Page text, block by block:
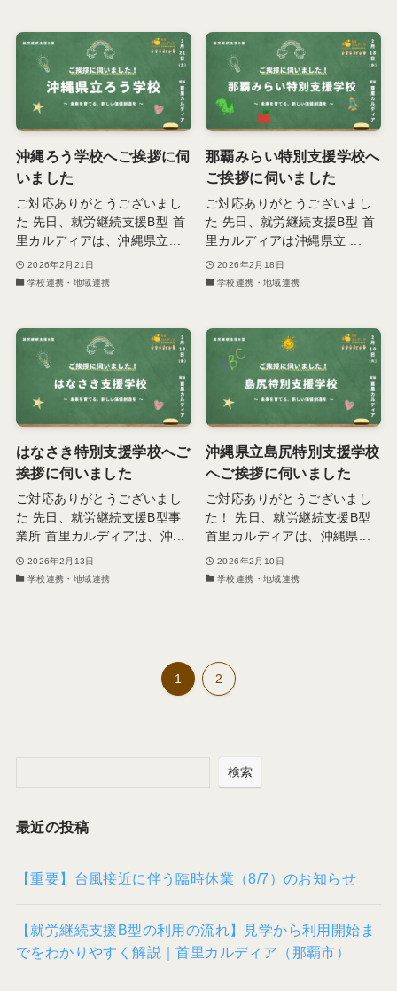
沖縄ろう学校へご挨拶に伺
いました
ご対応ありがとうございまし
た 先日、就労継続支援B型 首
里カルディアは、沖縄県立...
2026年2月21日
学校連携・地域連携
那覇みらい特別支援学校へ
ご挨拶に伺いました
ご対応ありがとうございまし
た 先日、就労継続支援B型 首
里カルディアは沖縄県立 ...
2026年2月18日
学校連携・地域連携
はなさき特別支援学校へご
挨拶に伺いました
ご対応ありがとうございまし
た 先日、就労継続支援B型事
業所 首里カルディアは、沖...
2026年2月13日
学校連携・地域連携
沖縄県立島尻特別支援学校
へご挨拶に伺いました
ご対応ありがとうございまし
た！ 先日、就労継続支援B型
首里カルディアは、沖縄県...
2026年2月10日
学校連携・地域連携
1 2
検索
最近の投稿
【重要】台風接近に伴う臨時休業（8/7）のお知らせ
【就労継続支援B型の利用の流れ】見学から利用開始ま
でをわかりやすく解説｜首里カルディア（那覇市）